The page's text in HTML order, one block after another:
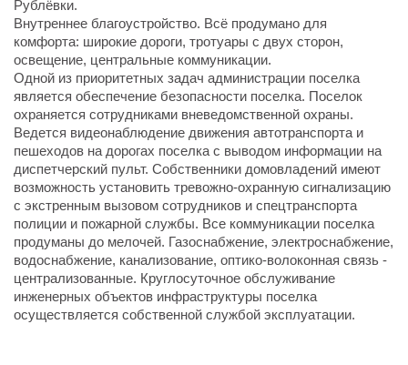
Рублёвки.
Внутреннее благоустройство. Всё продумано для
комфорта: широкие дороги, тротуары с двух сторон,
освещение, центральные коммуникации.
Одной из приоритетных задач администрации поселка
является обеспечение безопасности поселка. Поселок
охраняется сотрудниками вневедомственной охраны.
Ведется видеонаблюдение движения автотранспорта и
пешеходов на дорогах поселка с выводом информации на
диспетчерский пульт. Собственники домовладений имеют
возможность установить тревожно-охранную сигнализацию
с экстренным вызовом сотрудников и спецтранспорта
полиции и пожарной службы. Все коммуникации поселка
продуманы до мелочей. Газоснабжение, электроснабжение,
водоснабжение, канализование, оптико-волоконная связь -
централизованные. Круглосуточное обслуживание
инженерных объектов инфраструктуры поселка
осуществляется собственной службой эксплуатации.